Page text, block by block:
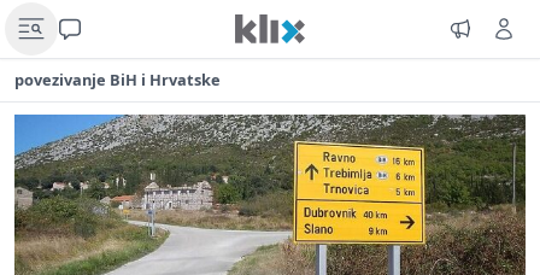
povezivanje BiH i Hrvatske